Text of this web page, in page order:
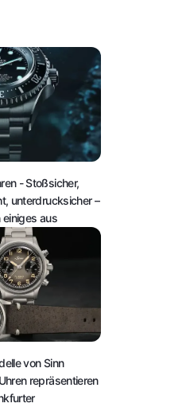
INTERESSIEREN:
- Stoßsicher,
unterdrucksicher –
einiges aus
von Sinn
repräsentieren